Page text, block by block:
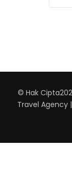
© Hak
Travel Agency